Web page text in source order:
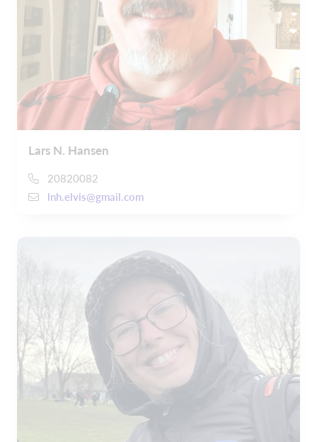
Lars N. Hansen
20820082
lnh.elvis@gmail.com